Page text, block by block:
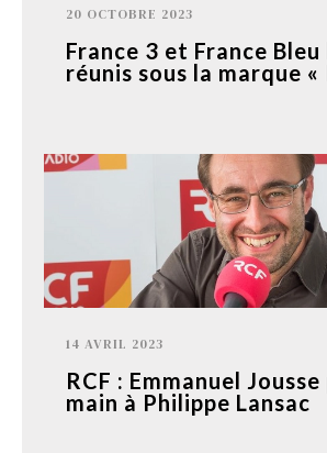
20 OCTOBRE 2023
France 3 et France
réunis sous la marque «
14 AVRIL 2023
RCF : Emmanuel Jousse
main à Philippe Lansac